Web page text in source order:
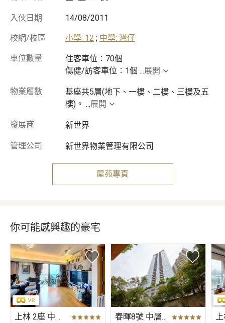
入伙日期 14/08/2011
校網/校區 小學: 12 ; 中學: 灣仔
車位數量
住客車位︰70個
傷健/訪客車位︰1個 ...展開
物業層數
基座共5層(地下、一樓、二樓、三樓及五
樓)。 ...展開
發展商 新世界
管理公司 新世界物業管理有限公司
屋苑專頁
你可能感興趣的豪宅
上林 2座 中層 A室 春暉8號 中層 B室